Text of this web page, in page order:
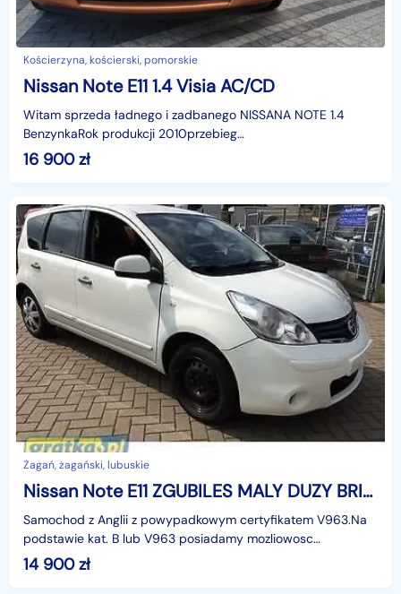
Kościerzyna, kościerski, pomorskie
Nissan Note E11 1.4 Visia AC/CD
Witam sprzeda ładnego i zadbanego NISSANA NOTE 1.4
BenzynkaRok produkcji 2010przebieg
200000kmKlimatyzacjaKomputerTempomatAuto
bezwypadkowe Kluczyki dwa z stero
16 900zł
Żagań, żagański, lubuskie
Nissan Note E11 ZGUBILES MALY DUZY BRIEF LUBich BRAK WYROBIMY NOWE
Samochod z Anglii z powypadkowym certyfikatem V963.Na
podstawie kat. B lub V963 posiadamy mozliowosc
zarejestrowania samochodu w Niemczech (niemieckie Briefy)
14 900zł